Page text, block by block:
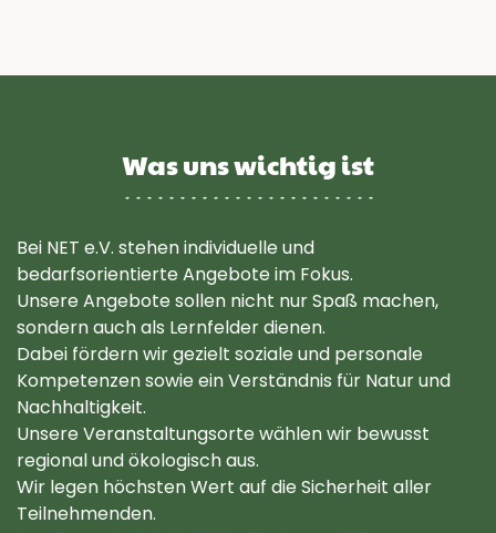
Was uns wichtig ist
Bei NET e.V. stehen individuelle und
bedarfsorientierte Angebote im Fokus.
Unsere Angebote sollen nicht nur Spaß machen,
sondern auch als Lernfelder dienen.
Dabei fördern wir gezielt soziale und personale
Kompetenzen sowie ein Verständnis für Natur und
Nachhaltigkeit.
Unsere Veranstaltungsorte wählen wir bewusst
regional und ökologisch aus.
Wir legen höchsten Wert auf die Sicherheit aller
Teilnehmenden.